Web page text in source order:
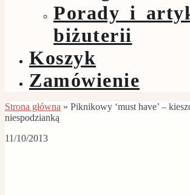
Porady i
biżuterii
Koszyk
Zamówienie
Strona główna » Piknikowy ‘must have’ –
niespodzianką
11/10/2013